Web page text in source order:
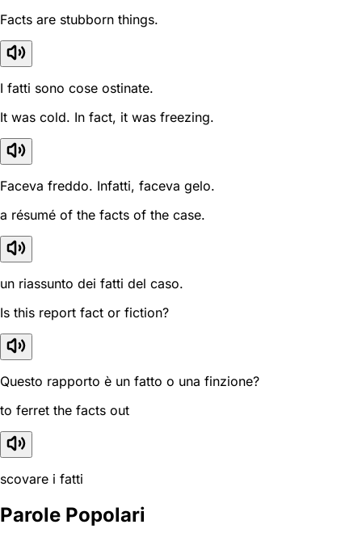
Facts are stubborn things.
I fatti sono cose ostinate.
It was cold. In fact, it was freezing.
Faceva freddo. Infatti, faceva gelo.
a résumé of the facts of the case.
un riassunto dei fatti del caso.
Is this report fact or fiction?
Questo rapporto è un fatto o una finzione?
to ferret the facts out
scovare i fatti
Parole Popolari